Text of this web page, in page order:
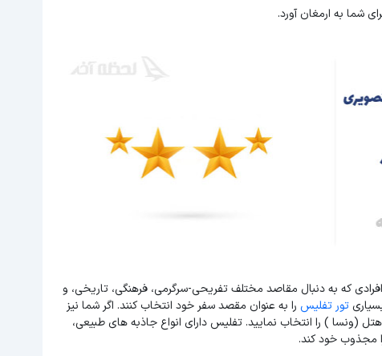
شما به ارمغان آورد.
که به دنبال مقاصد مختلف تفریحی-سرگرمی، فرهنگی، تاریخی، و
تور تفلیس را به عنوان مقصد سفر خود انتخاب کنند. اگر شما نیز
(ونسا ) را انتخاب نمایید. تفلیس دارای انواع جاذبه های طبیعی،
مجذوب خود کند.